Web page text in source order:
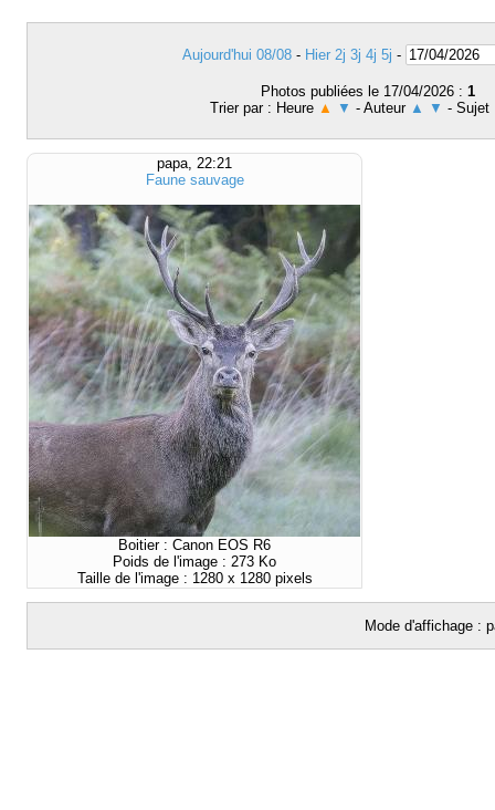
Aujourd'hui 08/08 - Hier 2j 3j 4j 5j -
Photos publiées le 17/04/2026 : 1
Trier par : Heure ▲ ▼ - Auteur ▲ ▼ - Sujet
papa, 22:21
Faune sauvage
Boitier : Canon EOS R6
Poids de l'image : 273 Ko
Taille de l'image : 1280 x 1280 pixels
Mode d'affichage :